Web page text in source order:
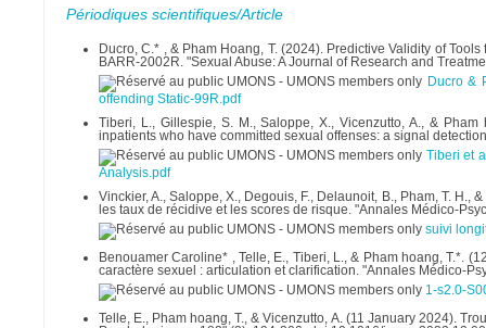
Périodiques scientifiques/Article
Ducro, C.* , & Pham Hoang, T. (2024). Predictive Validity of
BARR-2002R. "Sexual Abuse: A Journal of Research and
Ducro &
offending Static-99R.pdf
Tiberi, L., Gillespie, S. M., Saloppe, X., Vicenzutto, A., &
inpatients who have committed sexual offenses: a signal
Tiberi et
Analysis.pdf
Vinckier, A., Saloppe, X., Degouis, F., Delaunoit, B., Pham, T.
les taux de récidive et les scores de risque. "Annales Médico-
suivi
Benouamer Caroline* , Telle, E., Tiberi, L., & Pham hoang, T.*.
caractère sexuel : articulation et clarification. "Annales Médico-
1-s2.0-
Telle, E., Pham hoang, T., & Vicenzutto, A. (11 January 2024).